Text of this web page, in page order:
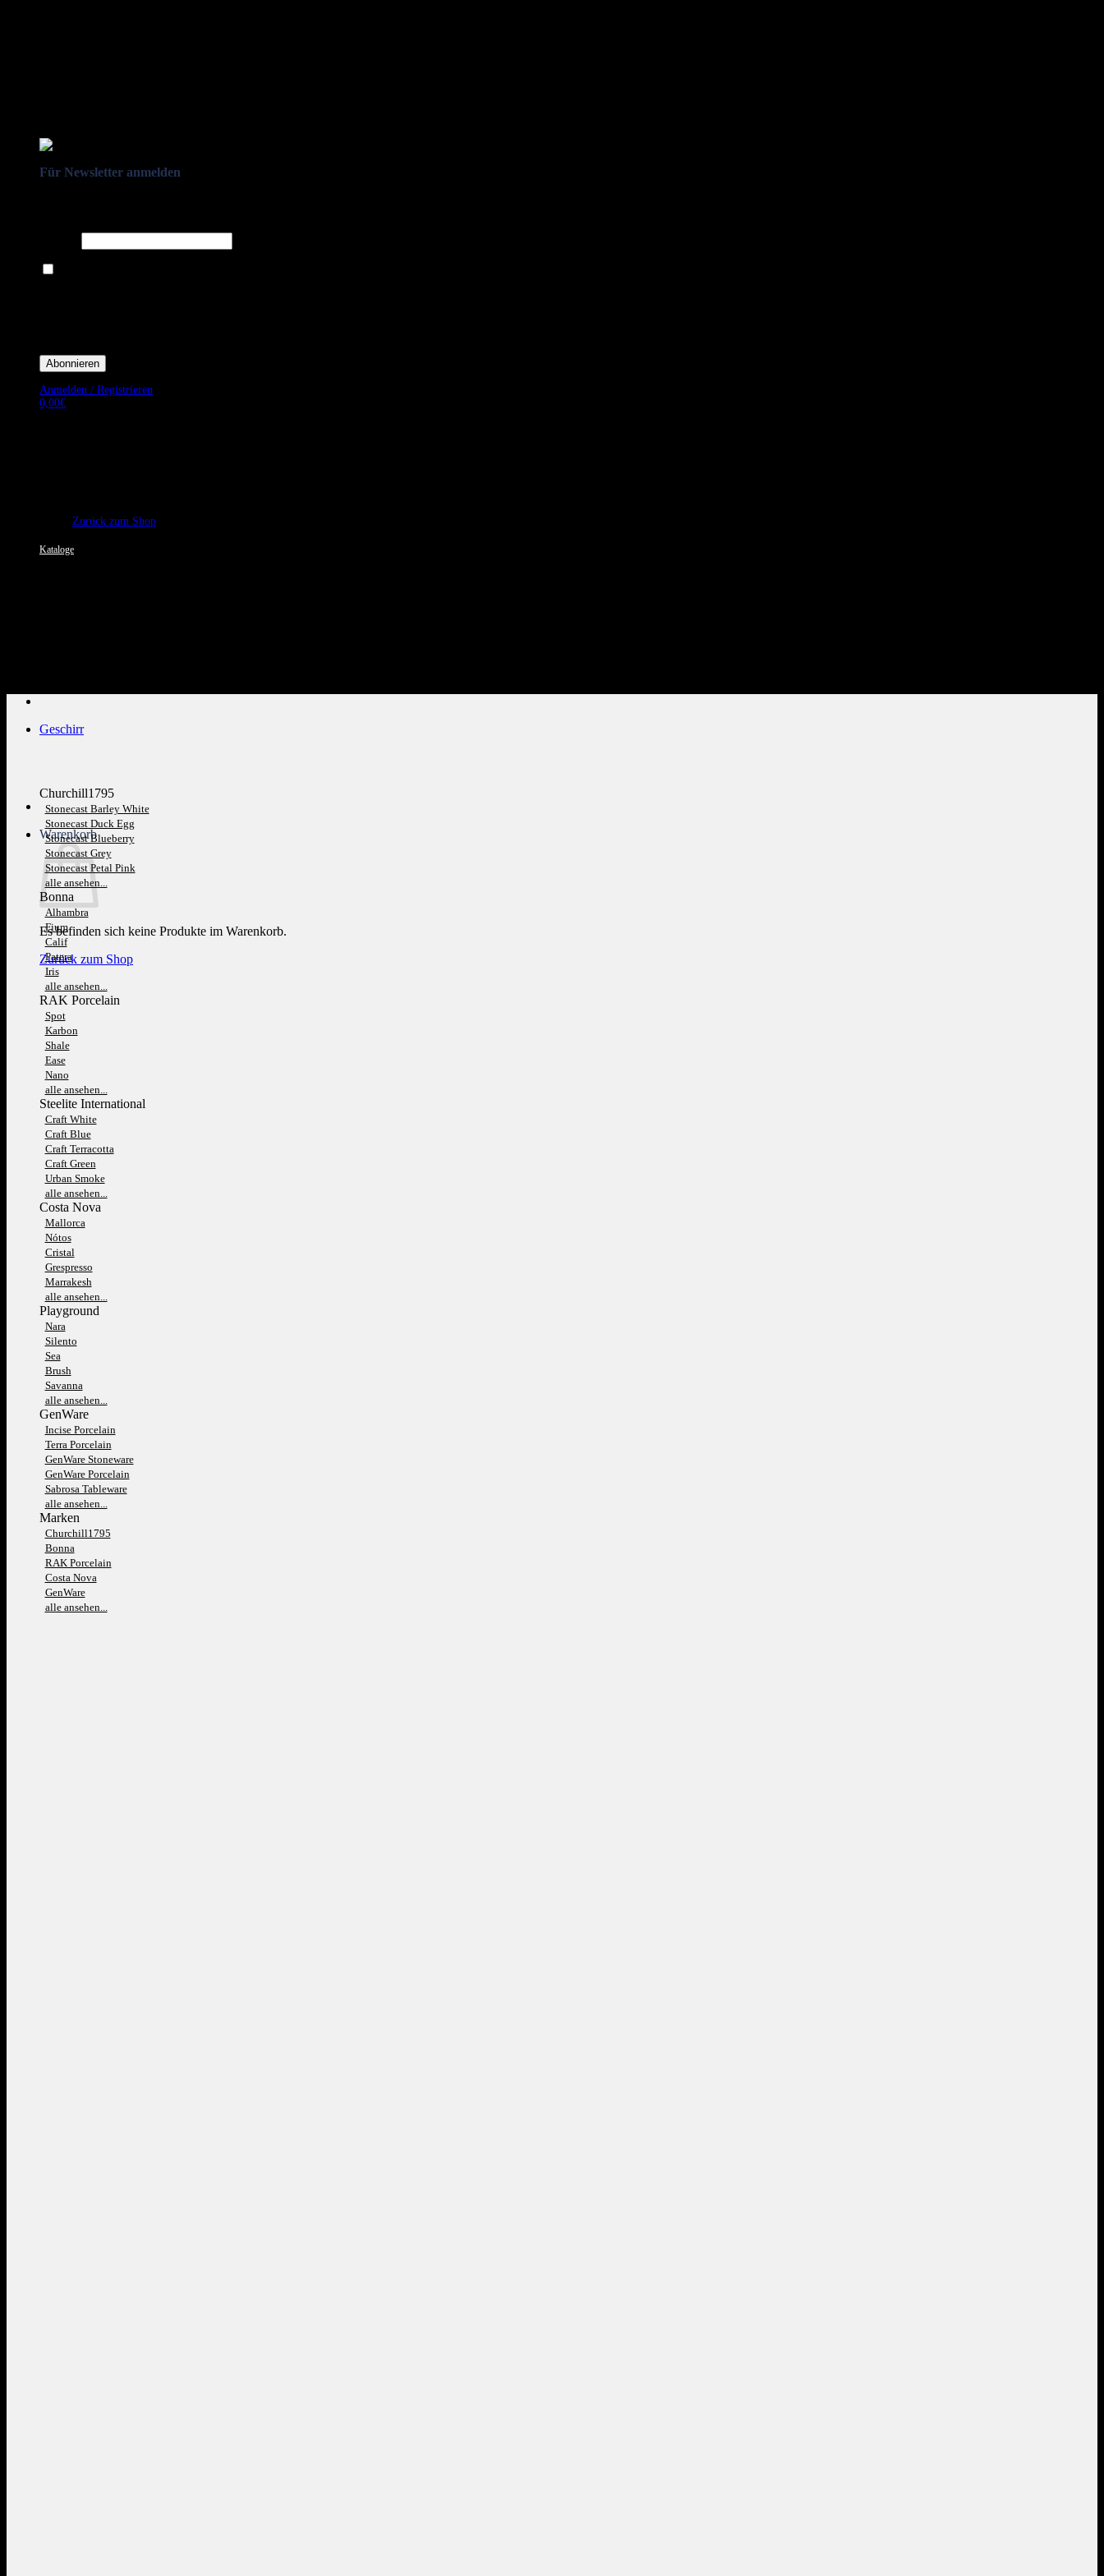
Für Newsletter anmelden
Anmelden / Registrieren
0,00€
Zurück zum Shop
Kataloge
Warenkorb
Es befinden sich keine Produkte im Warenkorb.
Zurück zum Shop
Geschirr
Churchill1795
Stonecast Barley White
Stonecast Duck Egg
Stonecast Blueberry
Stonecast Grey
Stonecast Petal Pink
alle ansehen...
Bonna
Alhambra
Fium
Calif
Patera
Iris
alle ansehen...
RAK Porcelain
Spot
Karbon
Shale
Ease
Nano
alle ansehen...
Steelite International
Craft White
Craft Blue
Craft Terracotta
Craft Green
Urban Smoke
alle ansehen...
Costa Nova
Mallorca
Nótos
Cristal
Grespresso
Marrakesh
alle ansehen...
Playground
Nara
Silento
Sea
Brush
Savanna
alle ansehen...
GenWare
Incise Porcelain
Terra Porcelain
GenWare Stoneware
GenWare Porcelain
Sabrosa Tableware
alle ansehen...
Marken
Churchill1795
Bonna
RAK Porcelain
Costa Nova
GenWare
alle ansehen...